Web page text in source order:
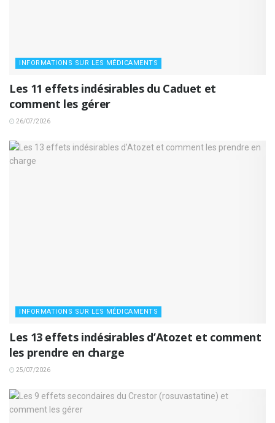
INFORMATIONS SUR LES MÉDICAMENTS
Les 11 effets indésirables du Caduet et
comment les gérer
26/07/2026
INFORMATIONS SUR LES MÉDICAMENTS
Les 13 effets indésirables d’Atozet et comment
les prendre en charge
25/07/2026